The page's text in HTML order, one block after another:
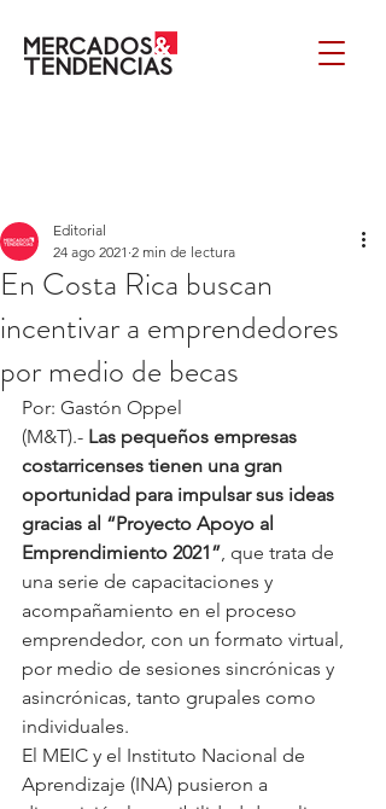
En Costa Rica buscan
incentivar a emprendedores
por medio de becas
Editorial
24 ago 2021 2 min de lectura
Por: Gastón Oppel
(M&T).- Las pequeños empresas
costarricenses tienen una gran
oportunidad para impulsar sus ideas
gracias al “Proyecto Apoyo al
Emprendimiento 2021”, que trata de
una serie de capacitaciones y
acompañamiento en el proceso
emprendedor, con un formato virtual,
por medio de sesiones sincrónicas y
asincrónicas, tanto grupales como
individuales.
El MEIC y el Instituto Nacional de
Aprendizaje (INA) pusieron a